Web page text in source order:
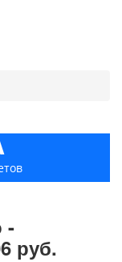
-
руб.